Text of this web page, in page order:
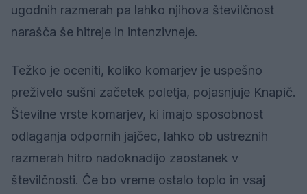
ugodnih razmerah pa lahko njihova številčnost
narašča še hitreje in intenzivneje.
Težko je oceniti, koliko komarjev je uspešno
preživelo sušni začetek poletja, pojasnjuje Knapič.
Številne vrste komarjev, ki imajo sposobnost
odlaganja odpornih jajčec, lahko ob ustreznih
razmerah hitro nadoknadijo zaostanek v
številčnosti. Če bo vreme ostalo toplo in vsaj